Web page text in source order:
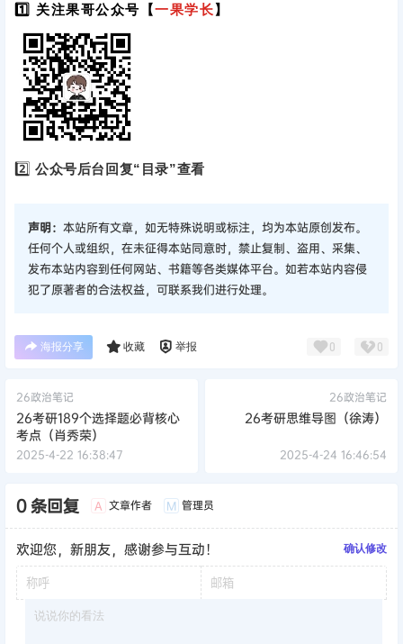
1️⃣ 关注果哥公众号【一果学长】
2️⃣公众号后台回复“目录”查看
声明： 本站所有文章，如无特殊说明或标注，均为本站原创发布。
任何个人或组织，在未征得本站同意时，禁止复制、盗用、采集、
发布本站内容到任何网站、书籍等各类媒体平台。如若本站内容侵
犯了原著者的合法权益，可联系我们进行处理。
海报分享 收藏 举报 0 0
26政治笔记
26考研189个选择题必背核心
考点（肖秀荣）
2025-4-22 16:38:47
26政治笔记
26考研思维导图（徐涛）
2025-4-24 16:46:54
0 条回复 A 文章作者 M 管理员
欢迎您，新朋友，感谢参与互动！ 确认修改